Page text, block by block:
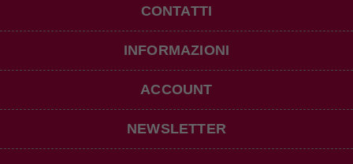
CONTATTI
INFORMAZIONI
ACCOUNT
NEWSLETTER